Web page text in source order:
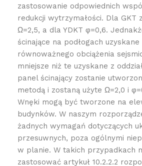
zastosowanie odpowiednich
redukcji wytrzymałości. Dla GKT
Ω=2,5, a dla YDKT φ=0,6.
ścinające na podłogach
równoważnego obciążenia
mniejsze niż te uzyskane z
panel ścinający zostanie
metodą i zostaną użyte Ω=2,0 i
Wnęki mogą być tworzone na
budynków. W naszym
żadnych wymagań dotyczących
przesuwnych, poza ogólnymi
w planie. W takich przypadkach
zastosować artykuł 10.2.2.2